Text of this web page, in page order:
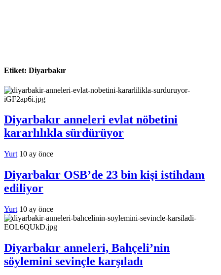
Etiket: Diyarbakır
Diyarbakır anneleri evlat nöbetini
kararlılıkla sürdürüyor
Yurt 10 ay önce
Diyarbakır OSB’de 23 bin kişi istihdam
ediliyor
Yurt 10 ay önce
Diyarbakır anneleri, Bahçeli’nin
söylemini sevinçle karşıladı